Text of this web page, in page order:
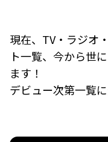
現在、TV・ラジオ
ト一覧、今から世
ます！
デビュー次第一覧に